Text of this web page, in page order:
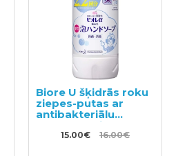
Biore U šķidrās roku
ziepes-putas ar
antibakteriālu
efektu, ar vieglu
citrusu aromātu,
15.00€ 16.00€